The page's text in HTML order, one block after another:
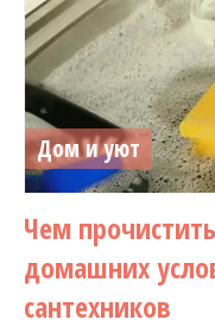
Дом и уют
Чем
домашних
сантехников